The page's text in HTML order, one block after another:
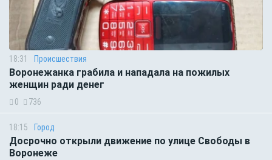
18:31 Происшествия
Воронежанка грабила и нападала на пожилых
женщин ради денег
0 736
18:15 Город
Досрочно открыли движение по улице Свободы в
Воронеже